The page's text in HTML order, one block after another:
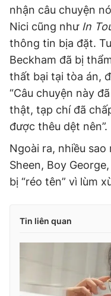
nhận câu chuyện
Nici cũng như In
thông tin bịa đặt.
Beckham đã bị
thất bại tại tòa án,
“Câu chuyện này
thật, tạp chí đã
được thêu dệt nên”.
Ngoài ra, nhiều
Sheen, Boy
bị “réo tên” vì lùm
Tin liên quan